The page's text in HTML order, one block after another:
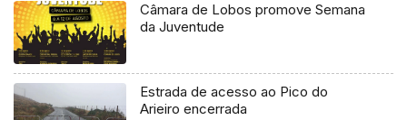
Câmara de Lobos promove Semana
da Juventude
Estrada de acesso ao Pico do
Arieiro encerrada